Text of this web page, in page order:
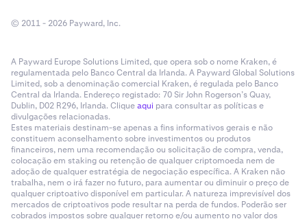
© 2011 - 2026 Payward, Inc.
A Payward Europe Solutions Limited, que opera sob o nome Kraken, é
regulamentada pelo Banco Central da Irlanda. A Payward Global Solutions
Limited, sob a denominação comercial Kraken, é regulada pelo Banco
Central da Irlanda. Endereço registado: 70 Sir John Rogerson’s Quay,
Dublin, D02 R296, Irlanda. Cliqueaqui para consultar as políticas e
divulgações relacionadas.
Estes materiais destinam-se apenas a fins informativos gerais e não
constituem aconselhamento sobre investimentos ou produtos
financeiros, nem uma recomendação ou solicitação de compra, venda,
colocação em staking ou retenção de qualquer criptomoeda nem de
adoção de qualquer estratégia de negociação específica. A Kraken não
trabalha, nem o irá fazer no futuro, para aumentar ou diminuir o preço de
qualquer criptoativo disponível em particular. A natureza imprevisível dos
mercados de criptoativos pode resultar na perda de fundos. Poderão ser
cobrados impostos sobre qualquer retorno e/ou aumento no valor dos